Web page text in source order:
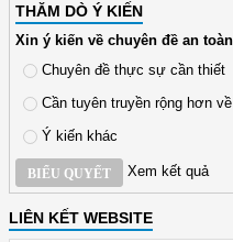
THĂM DÒ Ý KIẾN
Xin ý kiến về chuyên đề an
Chuyên đề thực sự cần thiết
Cần tuyên truyền rộng hơn
Ý kiến khác
BIỂU QUYẾT Xem kết quả
LIÊN KẾT WEBSITE